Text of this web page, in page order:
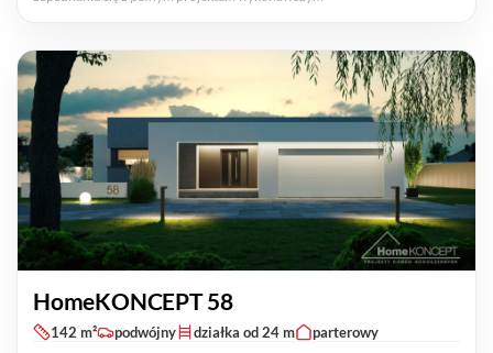
HomeKONCEPT 58
142 m² podwójny działka od 24 m
parterowy